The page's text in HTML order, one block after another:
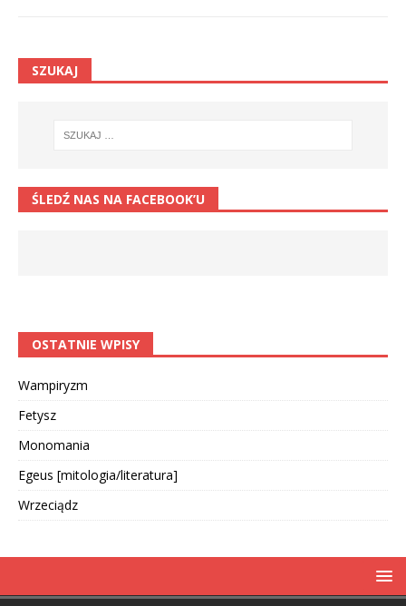
SZUKAJ
ŚLEDŹ NAS NA FACEBOOK’U
OSTATNIE WPISY
Wampiryzm
Fetysz
Monomania
Egeus [mitologia/literatura]
Wrzeciądz